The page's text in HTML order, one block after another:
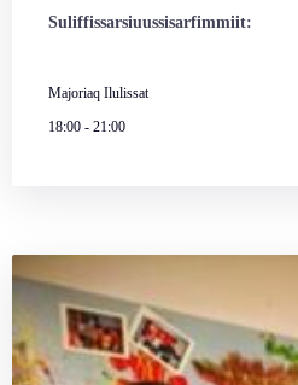
Suliffissarsiuussisarfimmiit:
Majoriaq Ilulissat
18:00 - 21:00